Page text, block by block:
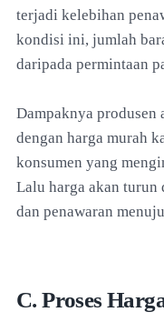
terjadi kelebihan
kondisi ini, jumlah
daripada permintaan
Dampaknya produsen
dengan harga murah
konsumen yang
Lalu harga akan turun
dan penawaran
C. Proses